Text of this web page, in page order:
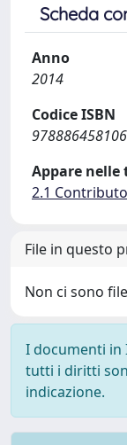
Scheda
Anno
2014
Codice ISBN
Appare nelle
2.1
File in questo
Non ci sono
I documenti in
tutti i diritti
indicazione.